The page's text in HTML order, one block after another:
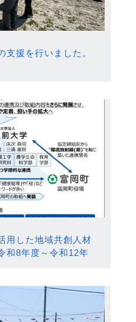
支援を行いました。
用した地域共創人材
和8年度～令和12年